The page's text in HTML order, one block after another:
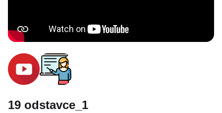
19 odstavce_1